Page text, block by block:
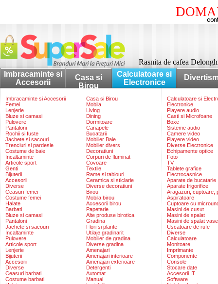
Rasnita de cafea
Imbracaminte si
Accesorii
Casa si
Birou
Calculatoare si
Electronice
Imbracaminte si Accesorii
Femei
Lenjerie
Bluze si camasi
Pulovere
Pantaloni
Rochii si fuste
Jachete si sacouri
Trenciuri si pardesie
Costume de baie
Incaltaminte
Articole sport
Genti
Bijuterii
Accesorii
Diverse
Ceasuri femei
Costume femei
Halate
Barbati
Bluze si camasi
Pantaloni
Jachete si sacouri
Incaltaminte
Pulovere
Articole sport
Lenjerie
Bijuterii
Accesorii
Diverse
Ceasuri barbati
Costume barbati
Casa si Birou
Mobila
Living
Dining
Dormitoare
Canapele
Bucatarii
Mobilier Baie
Mobilier divers
Decoratiuni
Corpuri de Iluminat
Covoare
Textile
Rame si tablouri
Ceramica si sticlarie
Diverse decoratiuni
Birou
Mobila birou
Accesorii birou
Papetarie
Alte produse birotica
Gradina
Flori si plante
Utilaje gradinarit
Mobilier de gradina
Diverse gradina
Amenajari
Amenajari interioare
Amenajari exterioare
Detergenti
Automat
Manual
Calculatoare si
Electronice
Playere audio
Casti si Microfoane
Boxe
Sisteme audio
Camere video
Playere video
Diverse Electronice
Echipamente optice
Foto
TV
Tablete grafice
Electrocasnice
Aparate de bucatarie
Aparate frigorifice
Aragazuri, cuptoare,
Aspiratoare
Cuptoare cu
Masini de cusut
Masini de spalat
Masini de spalat vase
Uscatoare de rufe
Diverse
Calculatoare
Monitoare
Imprimante
Componente
Console
Stocare date
Accesorii IT
Software